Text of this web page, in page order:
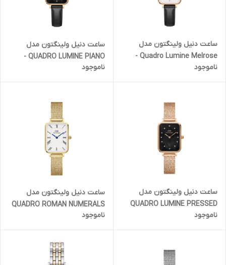
ساعت دنیل ولینگتون مدل
Quadro Lumine Melrose -
رزگلد صفحه سفید نگین دار
(زنانه)
ناموجود
ساعت دنیل ولینگتون مدل
QUADRO LUMINE PIANO -
رزگلد صفحه مشکی کهکشانی
نگین دار (زنانه)
ناموجود
ساعت دنیل ولینگتون مدل
QUADRO LUMINE PRESSED
PIANO - رزگلد صفحه مشکی
کهکشانی نگین دار (زنانه)
ناموجود
ساعت دنیل ولینگتون مدل
QUADRO ROMAN NUMERALS
- گلد (طلایی) صفحه سفید
(زنانه)
ناموجود